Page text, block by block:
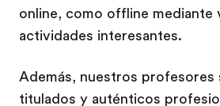
online, como offline mediante
actividades interesantes.
Además, nuestros profesores
titulados y auténticos